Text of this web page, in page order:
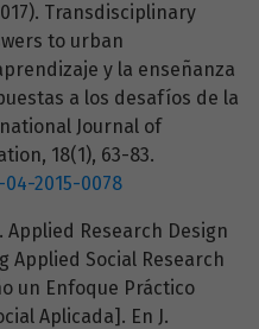
Transdisciplinary
to urban
y la enseñanza
a los desafíos de la
Journal of
18(1), 63-83.
2015-0078
Applied Research Design
Applied Social Research
un Enfoque Práctico
Aplicada]. En J.